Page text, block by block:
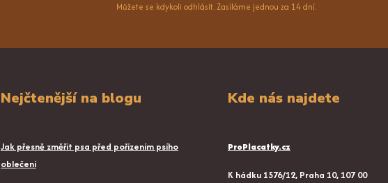
Můžete se kdykoli odhlásit. Zasíláme jednou za 14 dní.
Nejčtenější na blogu
Jak přesně změřit psa před pořízením psího
oblečení
Kde nás najdete
ProPlacatky.cz
K hádku 1576/12, Praha 10, 107 00